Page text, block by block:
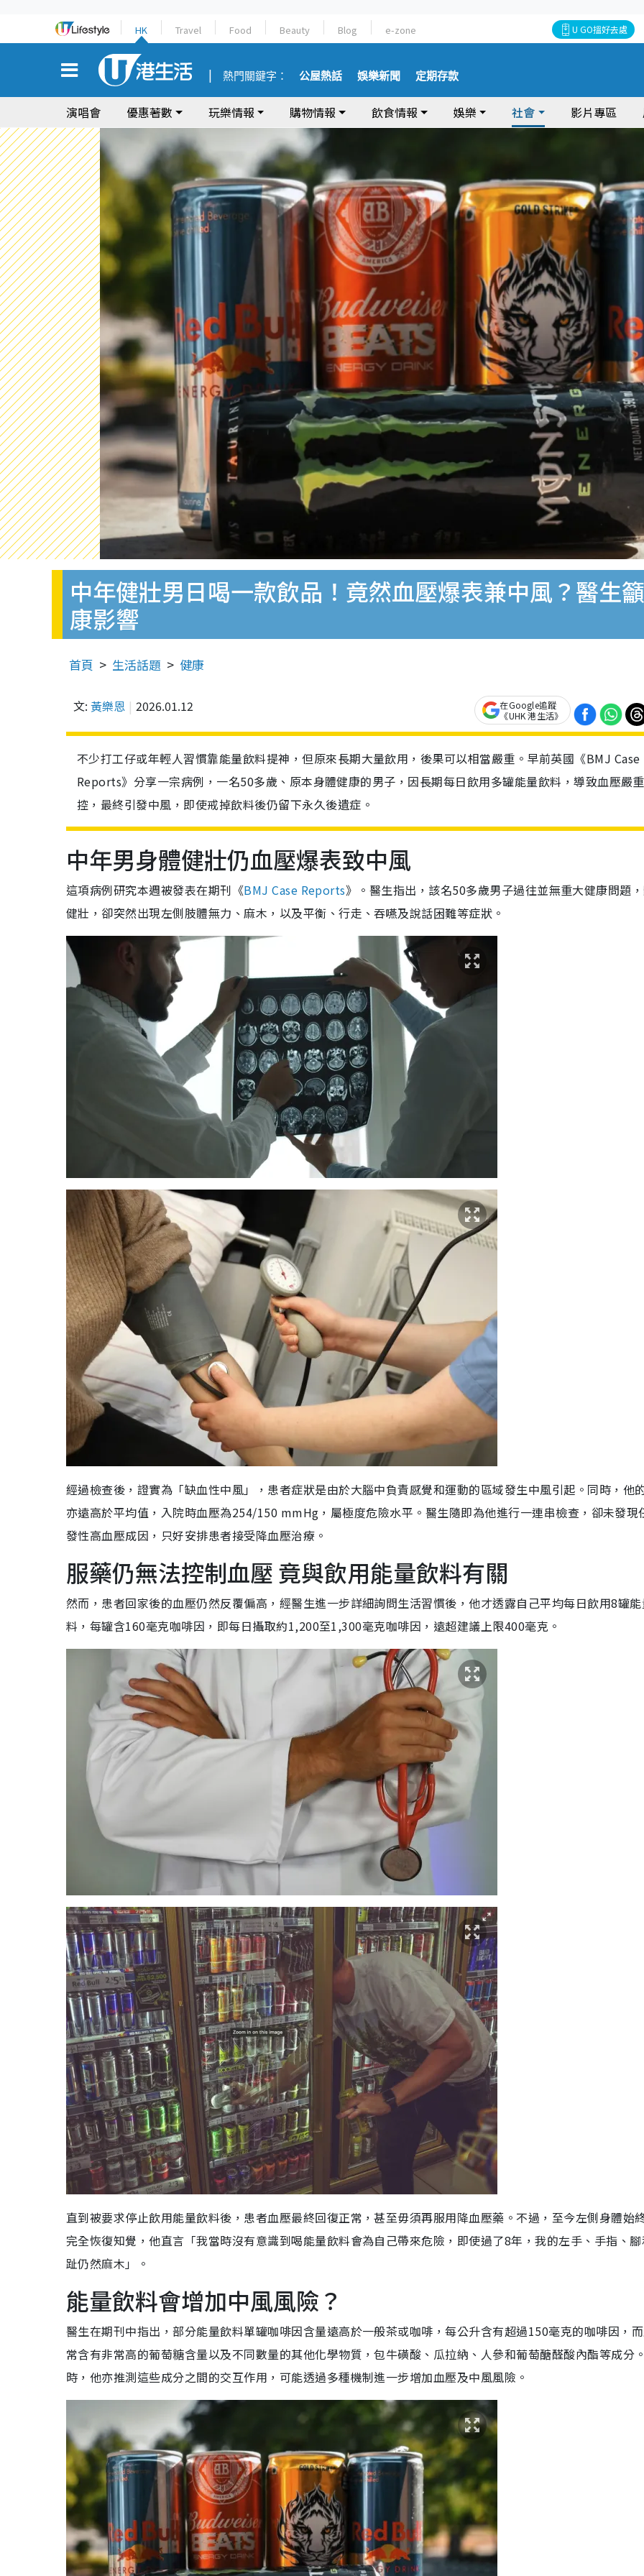
HK Travel Food Beauty Blog e-zone U GO搵好去處
熱門關鍵字： 公屋熱話 娛樂新聞 定期存款
演唱會 優惠著數 玩樂情報 購物情報 飲食情報 娛樂 社會 影片專區
中年健壯男日喝一款飲品！竟然血壓爆表兼中風？醫生
康影響
首頁 生活話題 健康
文: 黃樂恩 2026.01.12
在Google追蹤
《UHK 港生活》
不少打工仔或年輕人習慣靠能量飲料提神，但原來長期大量飲用，後果可以相當嚴重。早前英國《BMJ Case
Reports》分享一宗病例，一名50多歲、原本身體健康的男子，因長期每日飲用多罐能量飲料，導致血壓嚴
控，最終引發中風，即使戒掉飲料後仍留下永久後遺症。
中年男身體健壯仍血壓爆表致中風
這項病例研究本週被發表在期刊《BMJ Case Reports》。醫生指出，該名50多歲男子過往並無重大健康問題
健壯，卻突然出現左側肢體無力、麻木，以及平衡、行走、吞嚥及說話困難等症狀。
經過檢查後，證實為「缺血性中風」，患者症狀是由於大腦中負責感覺和運動的區域發生中風引起。同時，他
亦遠高於平均值，入院時血壓為254/150 mmHg，屬極度危險水平。醫生隨即為他進行一連串檢查，卻未發現
發性高血壓成因，只好安排患者接受降血壓治療。
服藥仍無法控制血壓 竟與飲用能量飲料有關
然而，患者回家後的血壓仍然反覆偏高，經醫生進一步詳細詢問生活習慣後，他才透露自己平均每日飲用8罐
料，每罐含160毫克咖啡因，即每日攝取約1,200至1,300毫克咖啡因，遠超建議上限400毫克。
直到被要求停止飲用能量飲料後，患者血壓最終回復正常，甚至毋須再服用降血壓藥。不過，至今左側身體始
完全恢復知覺，他直言「我當時沒有意識到喝能量飲料會為自己帶來危險，即使過了8年，我的左手、手指、腳
趾仍然麻木」。
能量飲料會增加中風風險？
醫生在期刊中指出，部分能量飲料單罐咖啡因含量遠高於一般茶或咖啡，每公升含有超過150毫克的咖啡因，
常含有非常高的葡萄糖含量以及不同數量的其他化學物質，包牛磺酸、瓜拉納、人參和葡萄醣醛酸內酯等成分
時，他亦推測這些成分之間的交互作用，可能透過多種機制進一步增加血壓及中風風險。